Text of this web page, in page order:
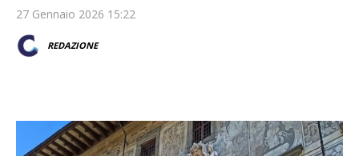
27 Gennaio 2026 15:22
REDAZIONE